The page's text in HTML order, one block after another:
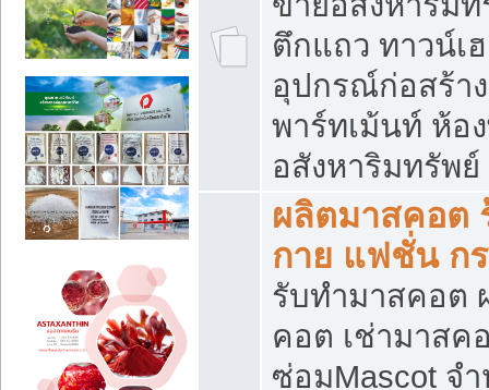
ตึกแถว ทาวน์เ
อุปกรณ์ก่อสร้า
พาร์ทเม้นท์ ห้อ
อสังหาริมทรัพ
ผลิตมาสคอต
กาย แฟชั่น กร
รับทำมาสคอต
คอต เช่ามาสค
ซ่อมMascot จ